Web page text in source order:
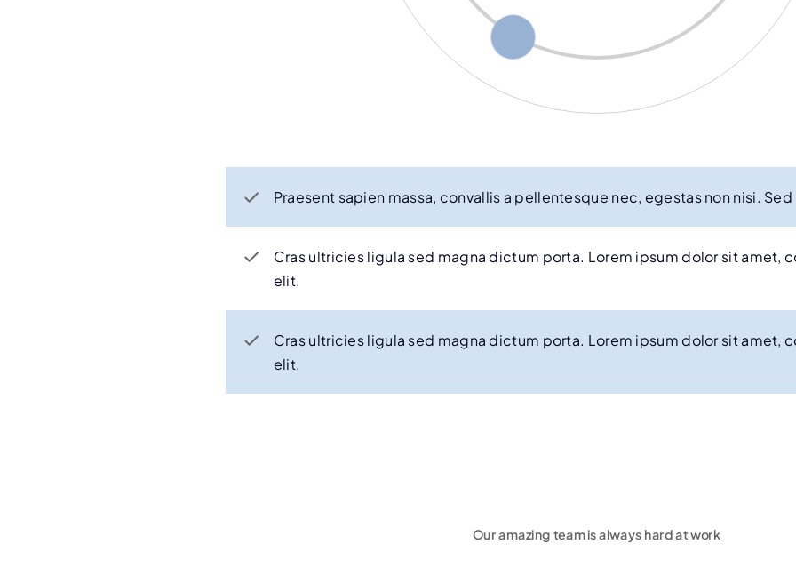
Praesent sapien massa, convallis a pellentesque nec, egestas non nisi.
Cras ultricies ligula sed magna dictum porta. Lorem ipsum dolor sit amet,
elit.
Cras ultricies ligula sed magna dictum porta. Lorem ipsum dolor sit amet,
elit.
Our amazing team is always hard at work